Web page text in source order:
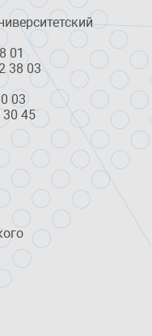
01
38 03
03
45